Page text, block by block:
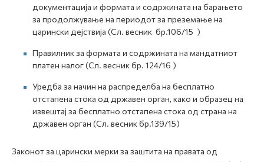
документација и формата и содржината на барањето
за продолжување на периодот за преземање на
царински дејствија (Сл. весник бр.106/15 )
Правилник за формата и содржината на мандатниот
платен налог (Сл. весник бр. 124/16 )
Уредба за начин на распределба на бесплатно
отстапeна стока од државен орган, како и образец на
извештај за бесплатно отстапена стока од страна на
државен орган (Сл. весник бр.139/15)
Законот за царински мерки за заштита на правата од